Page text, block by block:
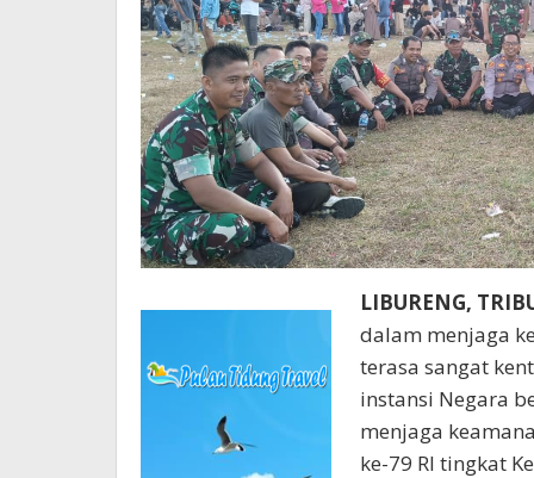
LIBURENG,
dalam menjaga
terasa sangat
instansi Negara
menjaga
ke-79 RI tingkat